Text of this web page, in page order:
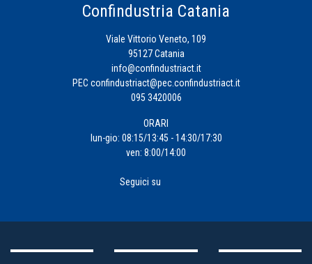
Confindustria Catania
Viale Vittorio Veneto, 109
95127 Catania
info@confindustriact.it
PEC confindustriact@pec.confindustriact.it
095 3420006
ORARI
lun-gio: 08:15/13:45 - 14:30/17:30
ven: 8:00/14:00
Seguici su